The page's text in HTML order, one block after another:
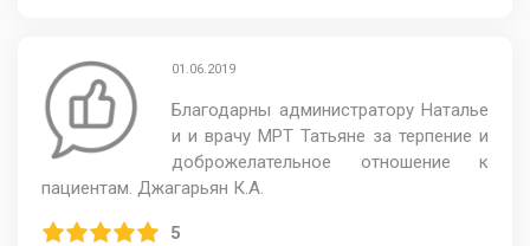
01.06.2019
Благодарны администратору Наталье
и и врачу МРТ Татьяне за терпение и
доброжелательное отношение к
пациентам. Джагарьян К.А.
5